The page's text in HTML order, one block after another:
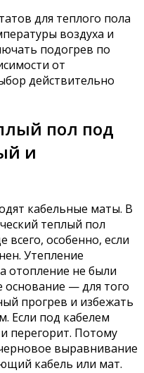
для теплого пола
воздуха и
подогрев по
от
действительно
пол под
и
кабельные маты. В
теплый пол
особенно, если
Утепление
отопление не были
— для того
прогрев и избежать
Если под кабелем
перегорит. Потому
выравнивание
кабель или мат.